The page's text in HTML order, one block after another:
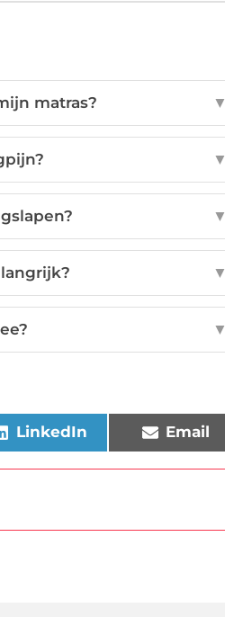
matras? ▼
▼
▼
▼
▼
LinkedIn Email